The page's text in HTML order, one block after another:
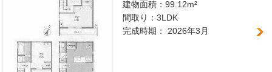
建物面積：99.12m²
間取り：3LDK
完成時期：2026年3月